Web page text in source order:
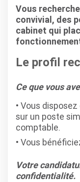
Vous
convivial, des
cabinet qui
Le profil
Ce que vous
Vous
sur un poste
comptable.
Vous
Votre
confidentialité.